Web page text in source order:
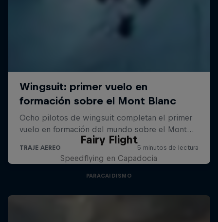
Fairy Flight
Speedflying en Capadocia
PARACAIDISMO